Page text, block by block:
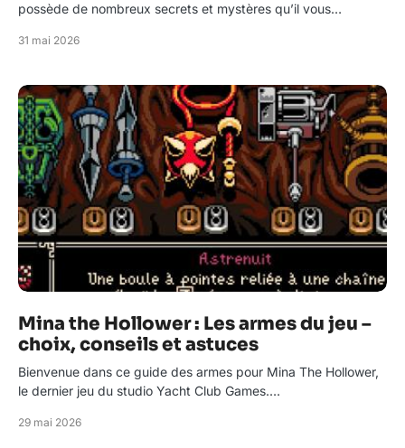
possède de nombreux secrets et mystères qu’il vous…
31 mai 2026
Mina the Hollower : Les armes du jeu –
choix, conseils et astuces
Bienvenue dans ce guide des armes pour Mina The Hollower,
le dernier jeu du studio Yacht Club Games.…
29 mai 2026